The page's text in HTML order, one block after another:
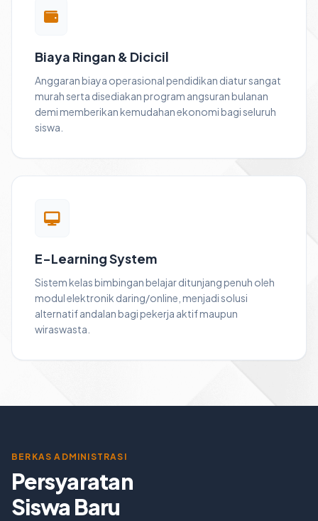
Biaya Ringan & Dicicil
Anggaran biaya operasional pendidikan diatur sangat
murah serta disediakan program angsuran bulanan
demi memberikan kemudahan ekonomi bagi seluruh
siswa.
E-Learning System
Sistem kelas bimbingan belajar ditunjang penuh oleh
modul elektronik daring/online, menjadi solusi
alternatif andalan bagi pekerja aktif maupun
wiraswasta.
BERKAS ADMINISTRASI
Persyaratan
Siswa Baru